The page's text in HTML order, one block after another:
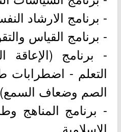
- برنامج الارشاد
- برنامج القياس
- برنامج (الإعاقة
التعلم - اضطرابات
الصم وضعاف
- برنامج المناهج
الإسلامية.